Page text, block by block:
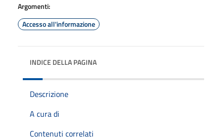
Argomenti:
Accesso all'informazione
INDICE DELLA PAGINA
Descrizione
A cura di
Contenuti correlati